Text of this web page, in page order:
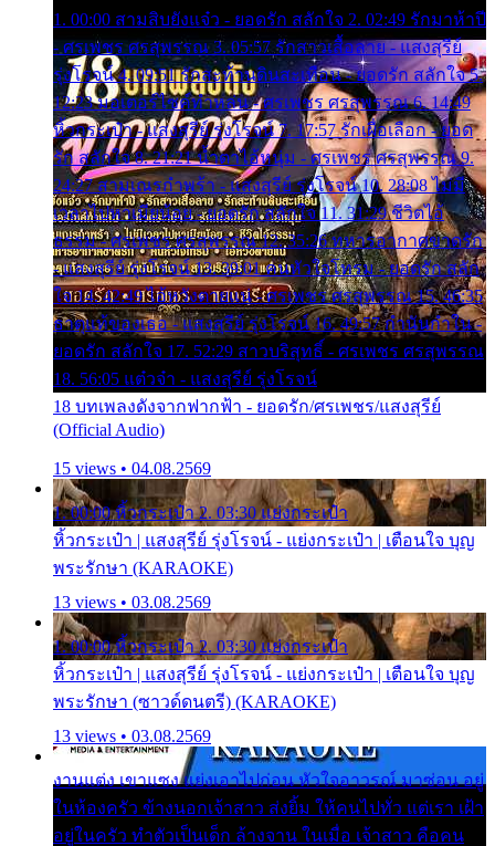
1. 00:00 สามสิบยังแจ๋ว - ยอดรัก สลักใจ 2. 02:49 รักมาห้าปี
- ศรเพชร ศรสุพรรณ 3. 05:57 รักสาวเสื้อลาย - แสงสุรีย์
รุ่งโรจน์ 4. 09:51 รักสะท้านดินสะเทือน - ยอดรัก สลักใจ 5.
12:23 มอเตอร์ไซค์ทำหล่น - ศรเพชร ศรสุพรรณ 6. 14:49
หิ้วกระเป๋า - แสงสุรีย์ รุ่งโรจน์ 7. 17:57 รักเผื่อเลือก - ยอด
รัก สลักใจ 8. 21:21 น้ำตาไอ้หนุ่ม - ศรเพชร ศรสุพรรณ 9.
24:27 สามเณรกำพร้า - แสงสุรีย์ รุ่งโรจน์ 10. 28:08 ไม่มี
เวลาไปหาเมียน้อย - ยอดรัก สลักใจ 11. 31:29 ชีวิตไอ้
ธรรม - ศรเพชร ศรสุพรรณ 12. 35:26 ทหารอากาศขาดรัก
- แสงสุรีย์ รุ่งโรจน์ 13. 39:01 คนหัวใจโทรม - ยอดรัก สลัก
ใจ 14. 42:49 ไอ้หวังตายแน่ - ศรเพชร ศรสุพรรณ 15. 46:35
ธาตุแท้ของเธอ - แสงสุรีย์ รุ่งโรจน์ 16. 49:57 กำนันกำใน -
ยอดรัก สลักใจ 17. 52:29 สาวบริสุทธิ์ - ศรเพชร ศรสุพรรณ
18. 56:05 แต๋วจ๋า - แสงสุรีย์ รุ่งโรจน์
18 บทเพลงดังจากฟากฟ้า - ยอดรัก/ศรเพชร/แสงสุรีย์
(Official Audio)
15 views • 04.08.2569
1. 00:00 หิ้วกระเป๋า 2. 03:30 แย่งกระเป๋า
หิ้วกระเป๋า | แสงสุรีย์ รุ่งโรจน์ - แย่งกระเป๋า | เตือนใจ บุญ
พระรักษา (KARAOKE)
13 views • 03.08.2569
1. 00:00 หิ้วกระเป๋า 2. 03:30 แย่งกระเป๋า
หิ้วกระเป๋า | แสงสุรีย์ รุ่งโรจน์ - แย่งกระเป๋า | เตือนใจ บุญ
พระรักษา (ซาวด์ดนตรี) (KARAOKE)
13 views • 03.08.2569
งานแต่ง เขาแซง แย่งเอาไปก่อน หัวใจอาวรณ์ มาซ่อน อยู่
ในห้องครัว ข้างนอกเจ้าสาว ส่งยิ้ม ให้คนไปทั่ว แต่เรา เฝ้า
อยู่ในครัว ทำตัวเป็นเด็ก ล้างจาน ในเมื่อ เจ้าสาว คือคน